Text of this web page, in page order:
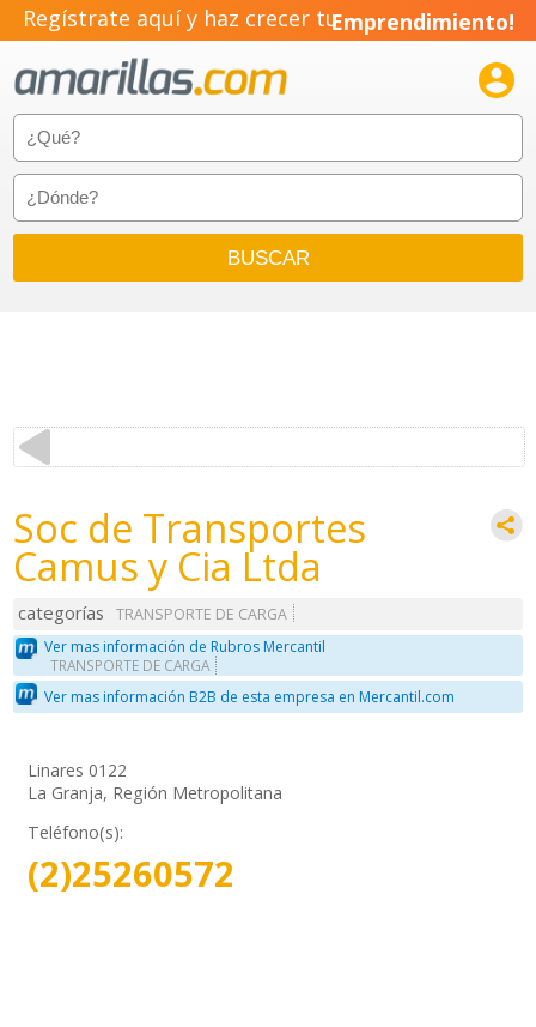
Regístrate aquí y haz crecer tuEmprendimiento!

Soc de Transportes
Camus y Cia Ltda
categorías
TRANSPORTE DE CARGA
Ver mas información de Rubros Mercantil
TRANSPORTE DE CARGA
Ver mas información B2B de esta empresa en Mercantil.com
Linares 0122
La Granja, Región Metropolitana
Teléfono(s):
(2)25260572